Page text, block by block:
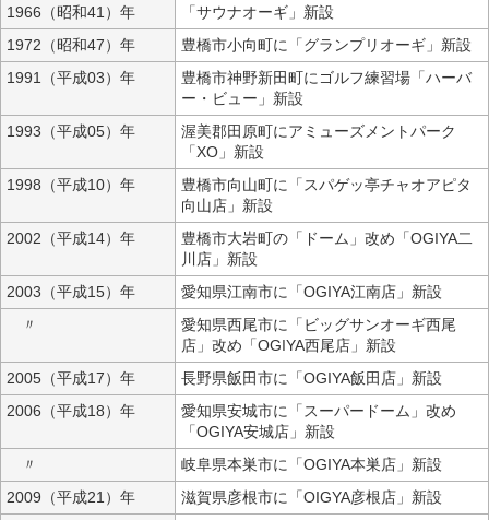
1966（昭和41）年
「サウナオーギ」新設
1972（昭和47）年
豊橋市小向町に「グランプリオーギ」新設
1991（平成03）年
豊橋市神野新田町にゴルフ練習場「ハーバ
ー・ビュー」新設
1993（平成05）年
渥美郡田原町にアミューズメントパーク
「XO」新設
1998（平成10）年
豊橋市向山町に「スパゲッ亭チャオアピタ
向山店」新設
2002（平成14）年
豊橋市大岩町の「ドーム」改め「OGIYA二
川店」新設
2003（平成15）年
愛知県江南市に「OGIYA江南店」新設
〃
愛知県西尾市に「ビッグサンオーギ西尾
店」改め「OGIYA西尾店」新設
2005（平成17）年
長野県飯田市に「OGIYA飯田店」新設
2006（平成18）年
愛知県安城市に「スーパードーム」改め
「OGIYA安城店」新設
〃
岐阜県本巣市に「OGIYA本巣店」新設
2009（平成21）年
滋賀県彦根市に「OIGYA彦根店」新設